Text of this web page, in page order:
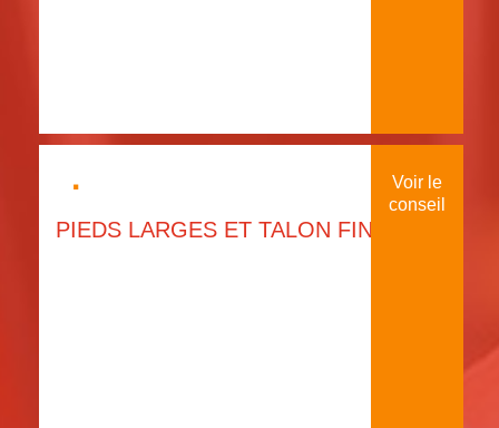
·
PIEDS LARGES ET TALON FIN
Voir le
conseil